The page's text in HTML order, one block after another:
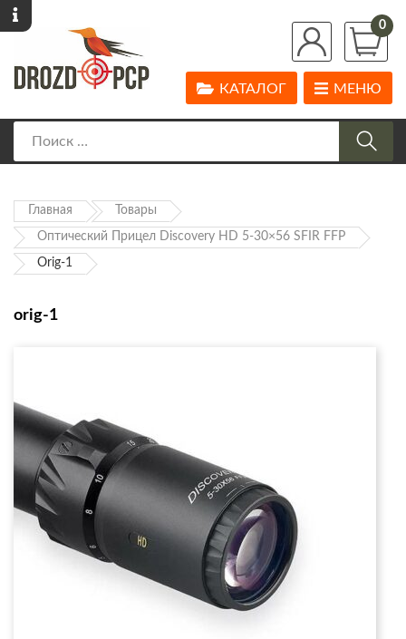
0
МЕНЮ
КАТАЛОГ
Главная Товары
Оптический Прицел Discovery HD 5-30×56 SFIR FFP
Orig-1
orig-1